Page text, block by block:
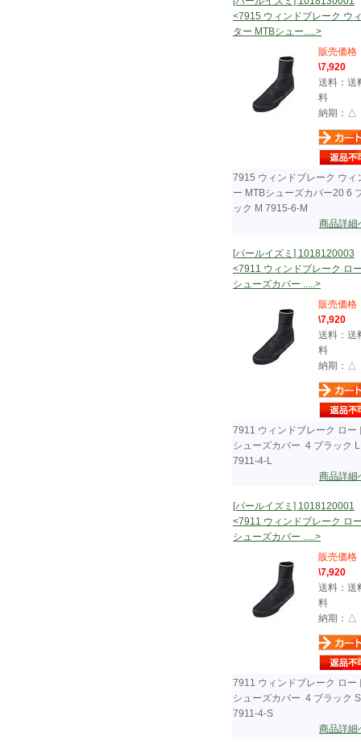
<7915 ウィンドブレーク ウ
ター MTBシュー.....>
販売価格
\7,920
送料：送
料
納期：△
7915 ウィンドブレーク ウィ
ー MTBシューズカバー20 6
ック M 7915-6-M
商品詳
[パールイズミ] 1018120003
<7911 ウィンドブレーク ロ
シューズカバー .....>
販売価格
\7,920
送料：送
料
納期：△
7911 ウィンドブレーク ロー
シューズカバー 4 ブラック L
7911-4-L
商品詳
[パールイズミ] 1018120001
<7911 ウィンドブレーク ロ
シューズカバー .....>
販売価格
\7,920
送料：送
料
納期：△
7911 ウィンドブレーク ロー
シューズカバー 4 ブラック S
7911-4-S
商品詳